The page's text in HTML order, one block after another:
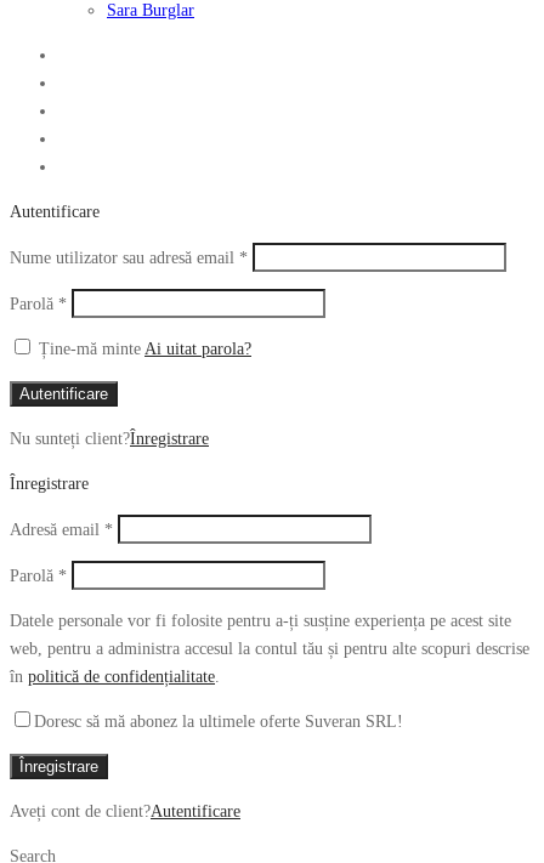
Sara Burglar
Autentificare
Nume utilizator sau adresă email *
Parolă *
Ține-mă minte Ai uitat parola?
Autentificare
Nu sunteți client?Înregistrare
Înregistrare
Adresă email *
Parolă *
Datele personale vor fi folosite pentru a-ți susține experiența pe acest site
web, pentru a administra accesul la contul tău și pentru alte scopuri descrise
în politică de confidențialitate.
Doresc să mă abonez la ultimele oferte Suveran SRL!
Înregistrare
Aveți cont de client?Autentificare
Search